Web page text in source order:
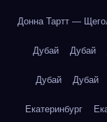
Донна Тартт —
Дубай Дубай
Дубай Дубай
Екатеринбург